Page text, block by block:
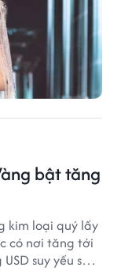
bật tăng
kim loại quý lấy
có nơi tăng tới
suy yếu sau